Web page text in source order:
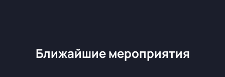
Ближайшие мероприятия